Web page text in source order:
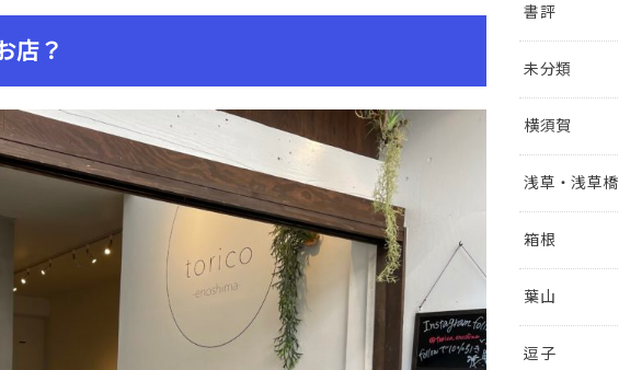
店？
書評
未分類
横須賀
浅草・浅草橋
箱根
葉山
逗子